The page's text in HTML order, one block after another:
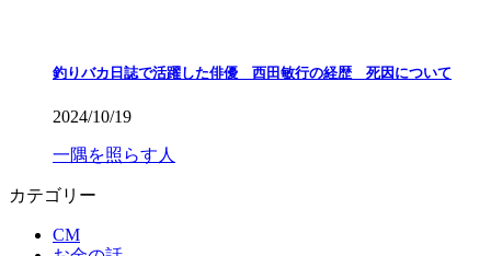
釣りバカ日誌で活躍した俳優 西田敏行の経歴 死因について
2024/10/19
一隅を照らす人
カテゴリー
CM